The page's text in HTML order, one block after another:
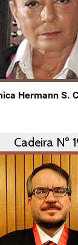
Hermann S.
Cadeira Nº